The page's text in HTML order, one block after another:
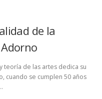
de la
teoría de las artes dedica su
cuando se cumplen 50 años